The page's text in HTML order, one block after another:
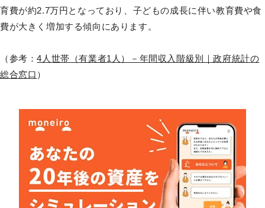
育費が約2.7万円となっており、子どもの成長に伴い教育費や食
費が大きく増加する傾向にあります。
（参考：4人世帯（有業者1人）－年間収入階級別｜政府統計の
総合窓口 ）